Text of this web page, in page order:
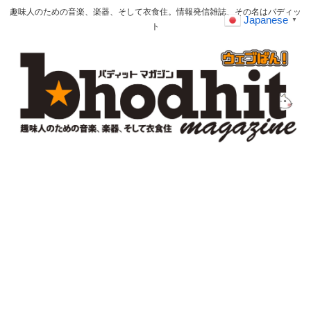
趣味人のための音楽、楽器、そして衣食住。情報発信雑誌、その名はバディッ
ト
Japanese ▼